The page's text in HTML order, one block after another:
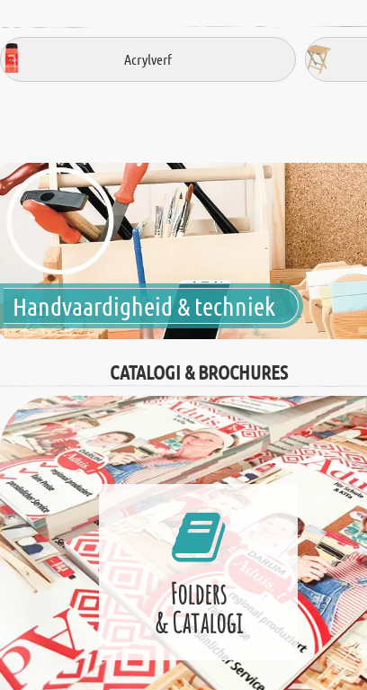
Acrylverf
Handvaardigheid & techniek
CATALOGI & BROCHURES
Folders
& Catalogi